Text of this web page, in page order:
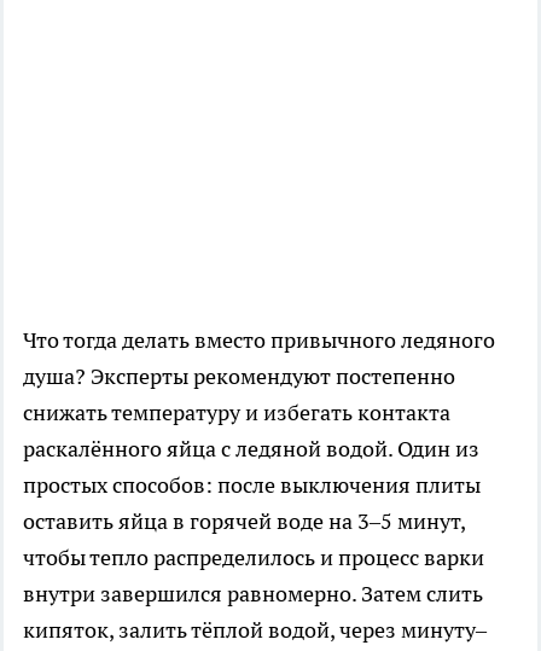
Что тогда делать вместо привычного ледяного
душа? Эксперты рекомендуют постепенно
снижать температуру и избегать контакта
раскалённого яйца с ледяной водой. Один из
простых способов: после выключения плиты
оставить яйца в горячей воде на 3–5 минут,
чтобы тепло распределилось и процесс варки
внутри завершился равномерно. Затем слить
кипяток, залить тёплой водой, через минуту–